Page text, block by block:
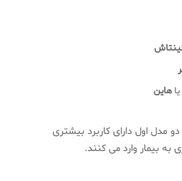
یاهاین
مدل اول دارای کاربرد بیشتری
بیمار وارد می کنند.